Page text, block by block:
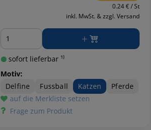
0.24 € / St
inkl. MwSt. & zzgl. Versand
Menge
sofort lieferbar ¹⁾
Motiv:
Delfine
Fussball Katzen
Pferde
auf die Merkliste setzen
Frage zum Produkt